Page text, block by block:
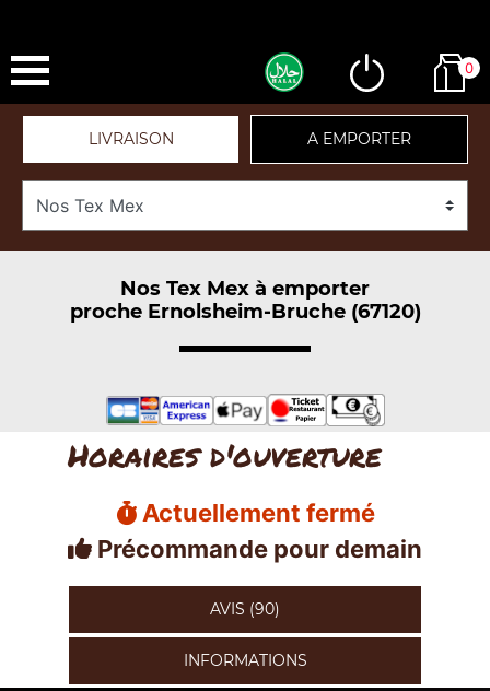
0
LIVRAISON A EMPORTER
Nos Tex Mex à emporter
proche Ernolsheim-Bruche (67120)
Horaires d'ouverture
Actuellement fermé
Précommande pour demain
AVIS (90)
INFORMATIONS